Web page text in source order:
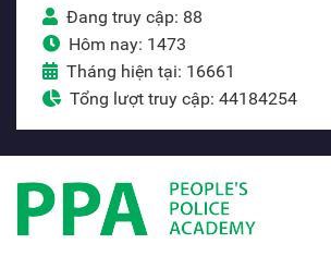
Đang truy cập: 88
Hôm nay: 1473
Tháng hiện tại: 16661
Tổng lượt truy cập: 44184254